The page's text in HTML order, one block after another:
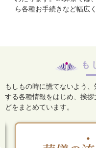
ら各種お手続きなど幅広
も
もしもの時に慌てないよう
する各種情報をはじめ、 挨拶
どをまとめています。